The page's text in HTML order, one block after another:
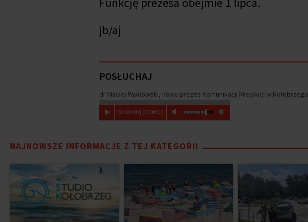
jb/aj
POSŁUCHAJ
dr Maciej Pawłowski, nowy prezes Komunikacji Miejskiej w Kołobrzegu
00:00:00| 00:00:00
NAJNOWSZE INFORMACJE Z TEJ KATEGORII